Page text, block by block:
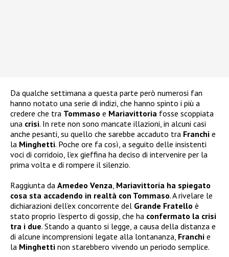
Da qualche settimana a questa parte però numerosi fan
hanno notato una serie di indizi, che hanno spinto i più a
credere che tra Tommaso e Mariavittoria fosse scoppiata
una crisi. In rete non sono mancate illazioni, in alcuni casi
anche pesanti, su quello che sarebbe accaduto tra Franchi e
la Minghetti. Poche ore fa così, a seguito delle insistenti
voci di corridoio, l’ex gieffina ha deciso di intervenire per la
prima volta e di rompere il silenzio.
Raggiunta da Amedeo Venza Mariavittoria ha spiegato
cosa sta accadendo in realtà con Tommaso. A rivelare le
dichiarazioni dell’ex concorrente del Grande Fratello è
stato proprio l’esperto di gossip, che ha confermato la crisi
tra i due. Stando a quanto si legge, a causa della distanza e
di alcune incomprensioni legate alla lontananza, Franchi e
la Minghetti non starebbero vivendo un periodo semplice.